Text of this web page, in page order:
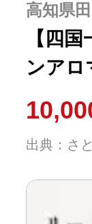
高知県
【四
ンアロ
出典：さ